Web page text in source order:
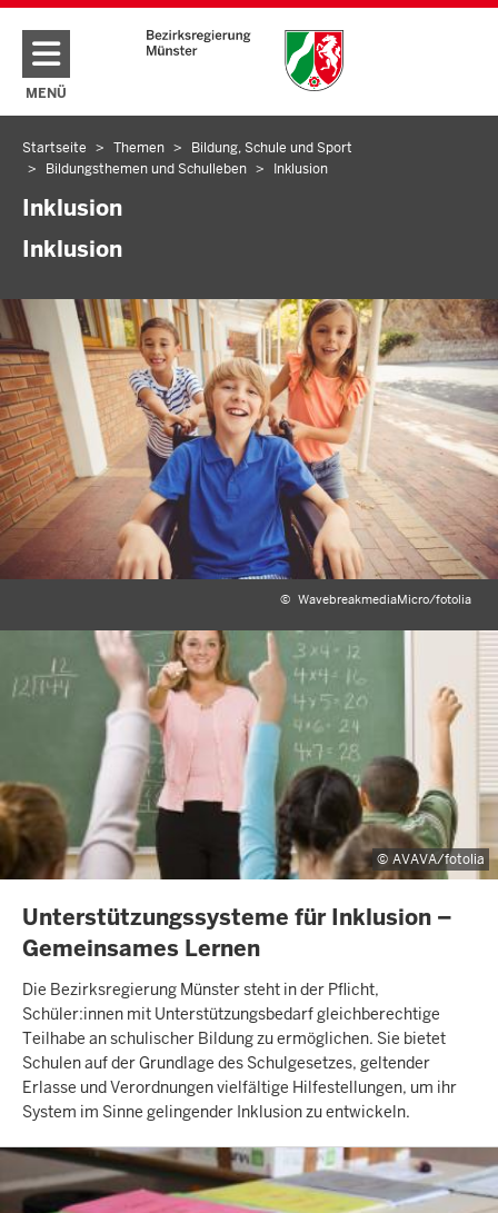
Direkt zum Inhalt
MENÜ
NAVIGATION AKTIVIEREN/DEAKTIVIEREN: HAUPTMENÜ
Sie
befinden
sich
hier
Startseite Themen
Bildung, Schule und Sport
Bildungsthemen und Schulleben
Inklusion
Inklusion
Inklusion
© WavebreakmediaMicro/fotolia
AVAVA/fotolia
INHALTSSEITE
Unterstützungssysteme für Inklusion –
Gemeinsames Lernen
Die Bezirksregierung Münster steht in der Pflicht,
Schüler:innen mit Unterstützungsbedarf gleichberechtige
Teilhabe an schulischer Bildung zu ermöglichen. Sie bietet
Schulen auf der Grundlage des Schulgesetzes, geltender
Erlasse und Verordnungen vielfältige Hilfestellungen, um ihr
System im Sinne gelingender Inklusion zu entwickeln.